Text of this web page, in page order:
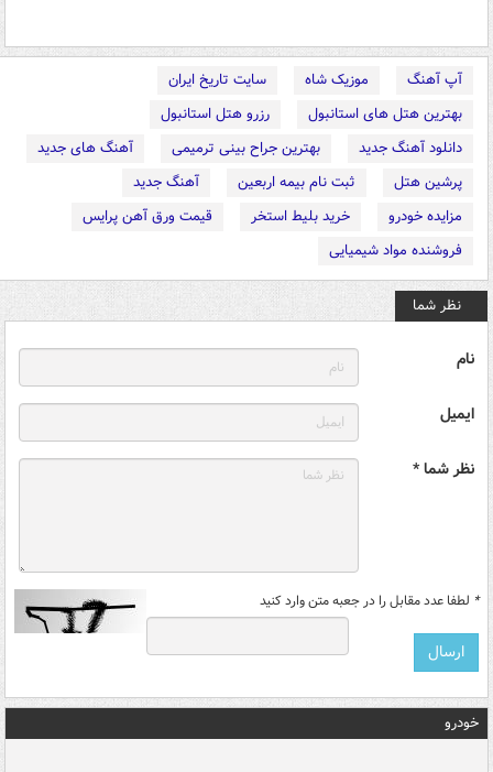
آپ آهنگ موزیک شاه
سایت تاریخ ایران
بهترین هتل های استانبول
رزرو هتل استانبول
دانلود آهنگ جدید
بهترین جراح بینی ترمیمی
آهنگ های جدید
پرشین هتل
ثبت نام بیمه اربعین
آهنگ جدید
مزایده خودرو
خرید بلیط استخر
قیمت ورق آهن پرایس
فروشنده مواد شیمیایی
نظر شما
نام
ایمیل
نظر شما *
* لطفا عدد مقابل را در جعبه متن وارد کنید
خودرو